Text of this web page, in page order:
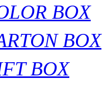
BOX
BOX
BOX